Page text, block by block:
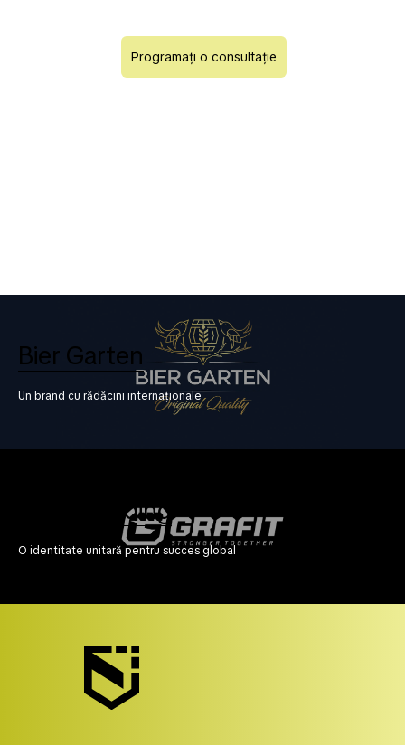
Programați o consultație
Bier Garten
Un brand cu rădăcini internaționale
Grafit Holding
O identitate unitară pentru succes global